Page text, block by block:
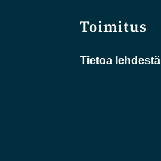
Toimitus
Tietoa lehdestä